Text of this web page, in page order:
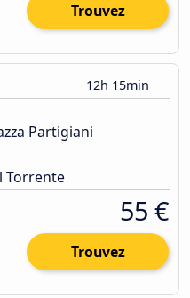
Trouvez
12h 15min
Partigiani
Torrente
55 €
Trouvez